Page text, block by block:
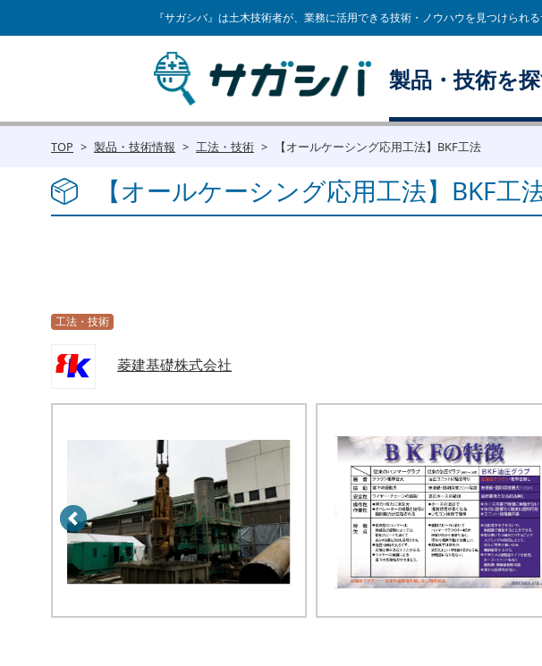
『サガシバ』は土木技術者が、業務に活用できる技術・ノウハウを見つけられ
製品・技術を
TOP 製品・技術情報 工法・技術 【オールケーシング応用工法】BKF工法
【オールケーシング応用工法】BKF工
工法・技術
菱建基礎株式会社